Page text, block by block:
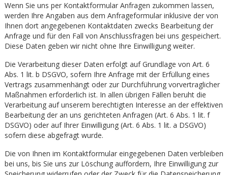
Wenn Sie uns per Kontaktformular Anfragen zukommen lassen,
werden Ihre Angaben aus dem Anfrageformular inklusive der von
Ihnen dort angegebenen Kontaktdaten zwecks Bearbeitung der
Anfrage und für den Fall von Anschlussfragen bei uns gespeichert.
Diese Daten geben wir nicht ohne Ihre Einwilligung weiter.
Die Verarbeitung dieser Daten erfolgt auf Grundlage von Art. 6
Abs. 1 lit. b DSGVO, sofern Ihre Anfrage mit der Erfüllung eines
Vertrags zusammenhängt oder zur Durchführung vorvertraglicher
Maßnahmen erforderlich ist. In allen übrigen Fällen beruht die
Verarbeitung auf unserem berechtigten Interesse an der effektiven
Bearbeitung der an uns gerichteten Anfragen (Art. 6 Abs. 1 lit. f
DSGVO) oder auf Ihrer Einwilligung (Art. 6 Abs. 1 lit. a DSGVO)
sofern diese abgefragt wurde.
Die von Ihnen im Kontaktformular eingegebenen Daten verbleiben
bei uns, bis Sie uns zur Löschung auffordern, Ihre Einwilligung zur